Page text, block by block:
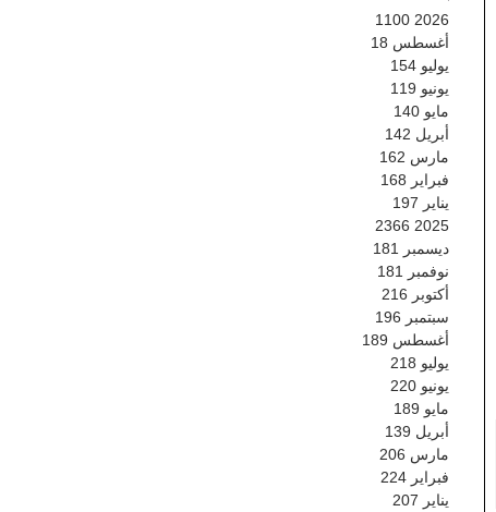
2026
1100
أغسطس 18
يوليو 154
يونيو 119
مايو 140
أبريل 142
مارس 162
فبراير 168
يناير 197
2025
2366
ديسمبر
181
نوفمبر
181
أكتوبر 216
سبتمبر 196
أغسطس 189
يوليو 218
يونيو 220
مايو 189
أبريل 139
مارس 206
فبراير 224
يناير 207